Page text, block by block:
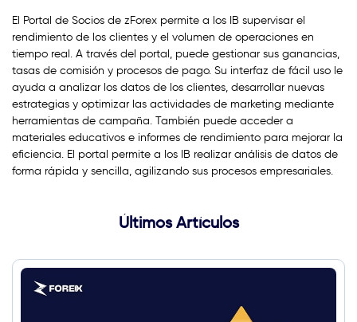
El Portal de Socios de zForex permite a los IB supervisar el
rendimiento de los clientes y el volumen de operaciones en
tiempo real. A través del portal, puede gestionar sus ganancias,
tasas de comisión y procesos de pago. Su interfaz de fácil uso le
ayuda a analizar los datos de los clientes, desarrollar nuevas
estrategias y optimizar las actividades de marketing mediante
herramientas de campaña. También puede acceder a
materiales educativos e informes de rendimiento para mejorar la
eficiencia. El portal permite a los IB realizar análisis de datos de
forma rápida y sencilla, agilizando sus procesos empresariales.
Últimos Artículos